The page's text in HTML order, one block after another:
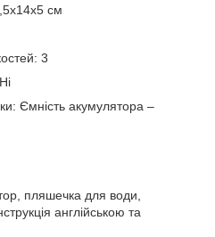
см
3
Ємність акумулятора –
пляшечка для води,
англійською та